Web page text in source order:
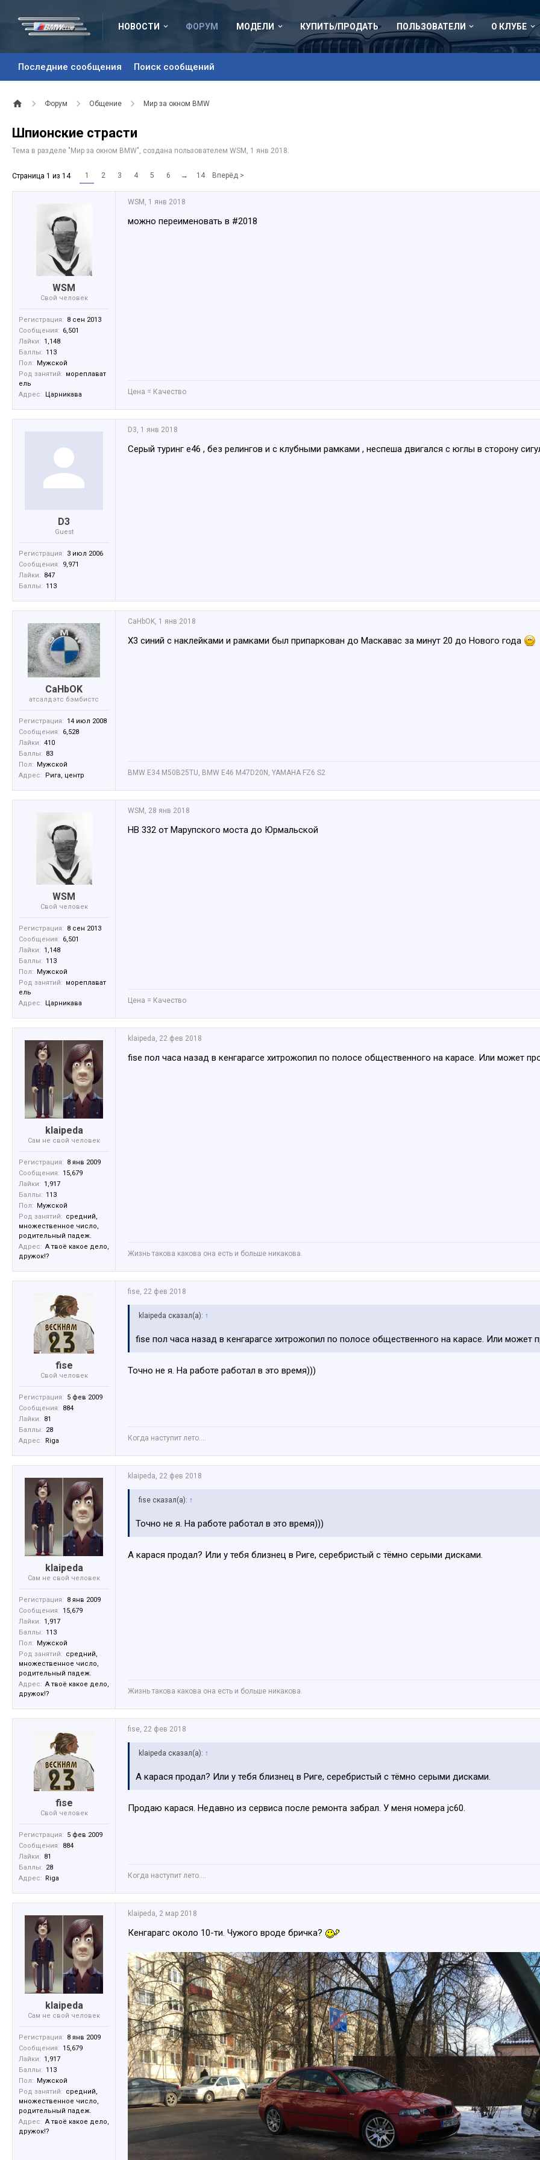
НОВОСТИ ФОРУМ
Последние сообщения Поиск сообщений
МОДЕЛИ КУПИТЬ/ПРОДАТЬ ПОЛЬЗОВАТЕЛИ О КЛУБЕ
Форум Общение Мир за окном BMW
Шпионские страсти
Тема в разделе " Мир за окном BMW", создана пользователем WSM , 1 янв 2018.
Страница 1 из 14 1 2 3 4 5 6 → 14 Вперёд >
WSM
Свой человек
Регистрация: 8 сен 2013
Сообщения: 6,501
Лайки: 1,148
Баллы: 113
Пол: Мужской
Род занятий: мореплават
ель
Адрес: Царникава
WSM , 1 янв 2018
можно переименовать в #2018
Цена = Качество
D3
Guest
Регистрация: 3 июл 2006
Сообщения: 9,971
Лайки: 847
Баллы: 113
D3, 1 янв 2018
Серый туринг е46 , без релингов и с клубными рамками , неспеша двигался с юглы в сторону
CaHbOK
атсалдэтс бэмбистс
Регистрация: 14 июл 2008
Сообщения: 6,528
Лайки: 410
Баллы: 83
Пол: Мужской
Адрес: Рига, центр
CaHbOK, 1 янв 2018
X3 синий с наклейками и рамками был припаркован до Маскавас за минут 20 до Нового года
BMW E34 M50B25TU, BMW E46 M47D20N, YAMAHA FZ6 S2
WSM
Свой человек
Регистрация: 8 сен 2013
Сообщения: 6,501
Лайки: 1,148
Баллы: 113
Пол: Мужской
Род занятий: мореплават
ель
Адрес: Царникава
WSM , 28 янв 2018
НВ 332 от Марупского моста до Юрмальской
Цена = Качество
klaipeda
Сам не свой человек
Регистрация: 8 янв 2009
Сообщения: 15,679
Лайки: 1,917
Баллы: 113
Пол: Мужской
Род занятий: средний,
множественное число,
родительный падеж.
Адрес: А твоё какое дело,
дружок!?
klaipeda, 22 фев 2018
fise пол часа назад в кенгарагсе хитрожопил по полосе общественного на карасе. Или может
Жизнь такова какова она есть и больше никакова.
fise
Свой человек
Регистрация: 5 фев 2009
Сообщения: 884
Лайки: 81
Баллы: 28
Адрес: Riga
fise, 22 фев 2018
klaipeda сказал(а): ↑
fise пол часа назад в кенгарагсе хитрожопил по полосе общественного на карасе. Или может
Точно не я. На работе работал в это время)))
Когда наступит лето....
klaipeda
Сам не свой человек
Регистрация: 8 янв 2009
Сообщения: 15,679
Лайки: 1,917
Баллы: 113
Пол: Мужской
Род занятий: средний,
множественное число,
родительный падеж.
Адрес: А твоё какое дело,
дружок!?
klaipeda, 22 фев 2018
fise сказал(а): ↑
Точно не я. На работе работал в это время)))
А карася продал? Или у тебя близнец в Риге, серебристый с тёмно серыми дисками.
Жизнь такова какова она есть и больше никакова.
fise
Свой человек
Регистрация: 5 фев 2009
Сообщения: 884
Лайки: 81
Баллы: 28
Адрес: Riga
fise, 22 фев 2018
klaipeda сказал(а): ↑
А карася продал? Или у тебя близнец в Риге, серебристый с тёмно серыми дисками.
Продаю карася. Недавно из сервиса после ремонта забрал. У меня номера jc60.
Когда наступит лето....
klaipeda
Сам не свой человек
Регистрация: 8 янв 2009
Сообщения: 15,679
Лайки: 1,917
Баллы: 113
Пол: Мужской
Род занятий: средний,
множественное число,
родительный падеж.
Адрес: А твоё какое дело,
дружок!?
klaipeda, 2 мар 2018
Кенгарагс около 10-ти. Чужого вроде бричка?